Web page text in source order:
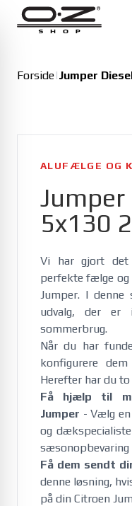
Forside|Jumper
ALUFÆLGE OG
Jumper
5x130
Vi har gjort
perfekte fælge
Jumper. I
udvalg, der er
sommerbrug.
Når du har
konfigurere
Herefter har du
Få hjælp til
Jumper - Vælg
og
Få dem sendt
denne løsning,
på din Citroen